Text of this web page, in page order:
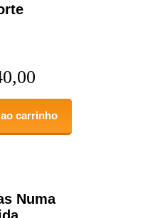
carrinho
Numa